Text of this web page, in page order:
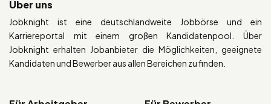
Über uns
Jobknight ist eine deutschlandweite Jobbörse und ein
Karriereportal mit einem großen Kandidatenpool. Über
Jobknight erhalten Jobanbieter die Möglichkeiten, geeignete
Kandidaten und Bewerber aus allen Bereichen zu finden.